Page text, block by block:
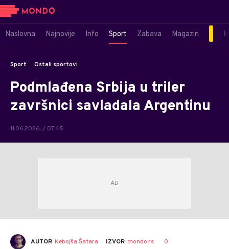
Naslovna Najnovije Info Sport Zabava Magazin
Sport Ostali sportovi
Podmlađena Srbija u triler
završnici savladala Argentinu
11.06.2026. / 07:45
AUTOR Nebojša Šatara IZVOR mondo.rs 0